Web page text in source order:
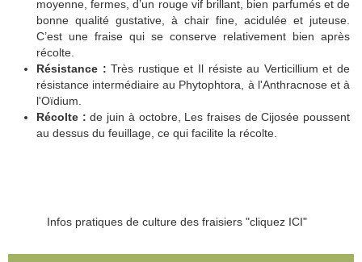
moyenne, fermes, d’un rouge vif brillant, bien parfumés et de
bonne qualité gustative, à chair fine, acidulée et juteuse.
C’est une fraise qui se conserve relativement bien après
récolte.
Résistance :Très rustique et Il résiste au Verticillium et de
résistance intermédiaire au Phytophtora, à l'Anthracnose et à
l'Oïdium.
Récolte :de juin à octobre, Les fraises de Cijosée poussent
au dessus du feuillage, ce qui facilite la récolte.
Infos pratiques de culture des fraisiers "cliquez ICI"